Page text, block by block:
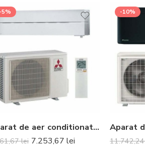
-5%
Aparat de aer conditionat Mitsubishi Electric MSZ-LN25VGW-MUZ-LN25VG Inverter 9000 BTU Solid White
lei 7.253,67 lei
-10%